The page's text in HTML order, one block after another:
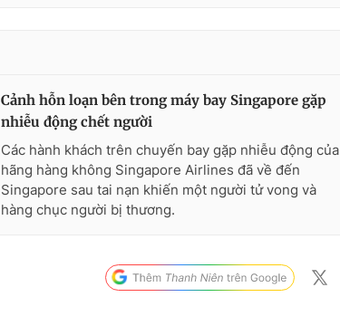
Cảnh hỗn loạn bên trong máy bay Singapore gặp
nhiễu động chết người
Các hành khách trên chuyến bay gặp nhiễu động của
hãng hàng không Singapore Airlines đã về đến
Singapore sau tai nạn khiến một người tử vong và
hàng chục người bị thương.